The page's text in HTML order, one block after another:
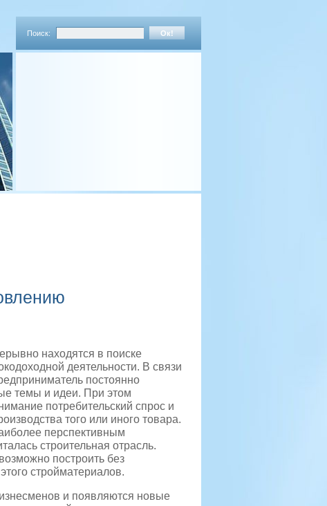
Поиск:
находятся в поиске
деятельности. В связи
постоянно
темы и идеи. При этом
потребительский спрос и
того или иного товара.
перспективным
строительная отрасль.
построить без
стройматериалов.
и появляются новые